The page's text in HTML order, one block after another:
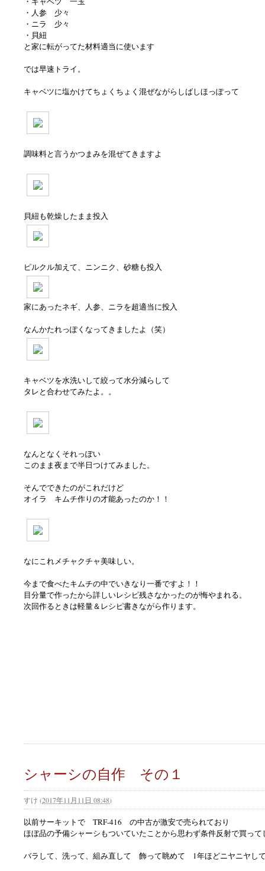
・人参 少々
・ニラ 少々
・貝紐
と家に転がってた材料適当に使います
では早速トライ。
キャベツに塩かけてちょくちょく混ぜながらしばしほっぽって
調味料と言うかつまみを混ぜてきますよ
貝紐も乾燥したまま投入
ピルクル加えて、ニンニク、砂糖も投入
家にあったネギ、人参、ニラを超適当に投入
なんかたれっぽくなってきましたよ（笑）
キャベツを水洗いして絞って水分減らして
タレと合わせてみたよ。。
なんとなくそれっぽい
このまま夜まで半日つけてみました。
そんでできたのがこれだけど
オイラ キムチ作りの才能あったのか！！
なにこれメチャクチャ美味しい。
今まで食べたキムチの中でいきなり一番ですよ！！
目分量で作ったから詳しいレシピ残さなかったのが悔やまれる。
次回作るときは軽量＆レシピ書きながら作ります。
シャーシの自作 その１
すけ (2017年11月11日 08:48)
以前サーキットで TRF-416 の中古が激安で売られており
ほぼ品の予備シャーシもついていたことから思わず条件反射で買って
バラして、洗って、組み直して 飾って眺めて 1年ほどニヤニヤし